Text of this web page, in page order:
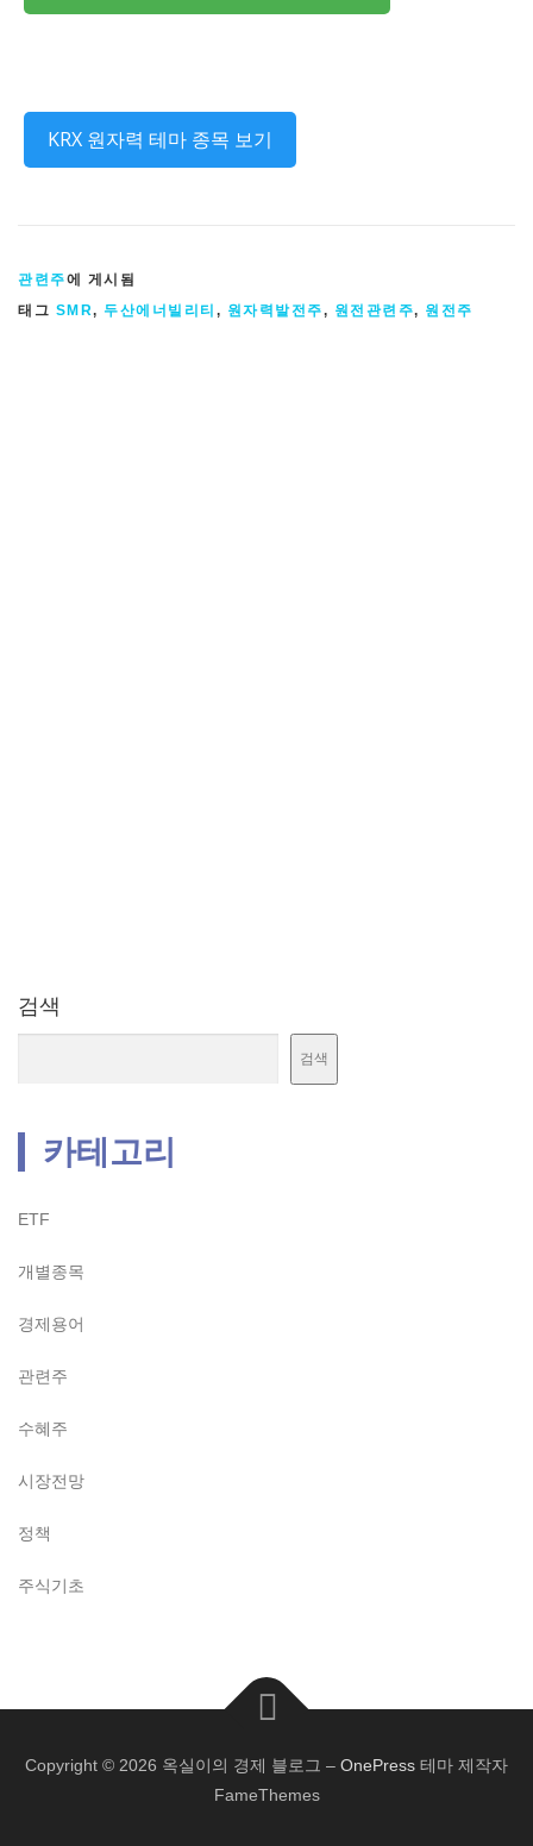
KRX 원자력 테마 종목 보기
관련주에 게시됨
태그 SMR, 두산에너빌리티 , 원자력발전주, 원전관련주, 원전주
검색
검색
카테고리
ETF
개별종목
경제용어
관련주
수혜주
시장전망
정책
주식기초
Copyright © 2026 옥실이의 경제 블로그 – OnePress 테마 제작자
FameThemes